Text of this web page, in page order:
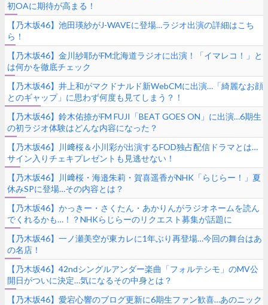
初OAに期待が高まる！
【乃木坂46】池田瑛紗がJ-WAVEに登場…ラジオ出演の詳細はこち
ら！
【乃木坂46】金川紗耶がFM北海道ラジオに出演！「イマレコ！」と
は何かを徹底チェック
【乃木坂46】井上和がマクドナルド新WebCMに出演…「綺麗なお顔
とのギャップ」に思わず何度も見てしまう？！
【乃木坂46】鈴木佑捺がFM FUJI「BEAT GOES ON」に出演…6期生
の初ラジオ体験はどんな内容になった？
【乃木坂46】川﨑桜＆小川彩が出演するFOD独占配信ドラマとは…
サイン入りチェキプレゼントも見逃せない！
【乃木坂46】川﨑桜・海邉朱莉・賀喜遥香がNHK「らじらー！」夏
休みSPに登場…その内容とは？
【乃木坂46】かっきー・さくたん・あかりんがラジオネームを読ん
でくれるかも…！？NHKらじらーのリクエスト募集が話題に
【乃木坂46】一ノ瀬美空が東カレに1年ぶり再登場…今回の舞台はあ
の名店！
【乃木坂46】42ndシングルアンダー楽曲「フォルテシモ」のMV公
開日がついに決定…気になるその中身とは？
【乃木坂46】愛宕心響のブログ更新に6期生ファン歓喜…あのニック